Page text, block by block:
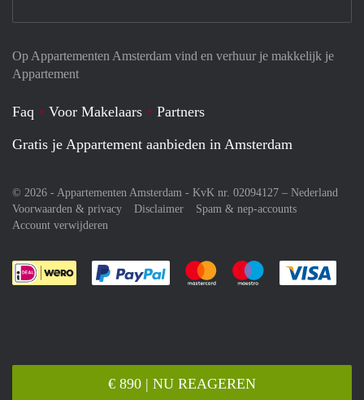
€ 890 | NU REAGEREN
Op Appartementen Amsterdam vind en verhuur je makkelijk je
Appartement
Faq Voor Makelaars
Partners
Gratis je Appartement aanbieden in Amsterdam
© 2026 - Appartementen Amsterdam - KvK nr. 02094127 – Nederland
Voorwaarden & privacy
Disclaimer
Spam & nep-accounts
Account verwijderen
Je rekent gemakkelijk af met Paypal
Je rekent gemakkelijk af met
Je rekent